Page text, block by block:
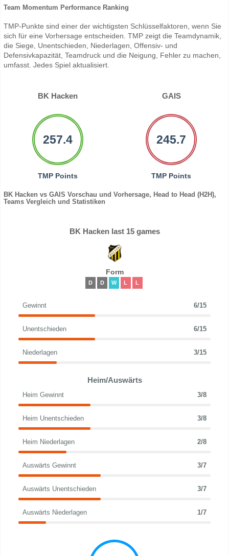
Team Momentum Performance Ranking
TMP-Punkte sind einer der wichtigsten Schlüsselfaktoren, wenn Sie
sich für eine Vorhersage entscheiden. TMP zeigt die Teamdynamik,
die Siege, Unentschieden, Niederlagen, Offensiv- und
Defensivkapazität, Teamdruck und die Neigung, Fehler zu machen,
umfasst. Jedes Spiel aktualisiert.
BK Hacken GAIS
257.4
TMP Points
245.7
TMP Points
BK Hacken vs GAIS Vorschau und Vorhersage, Head to Head (H2H),
Teams Vergleich und Statistiken
BK Hacken last 15 games
Form
D D W L L
Gewinnt 6/15
Unentschieden 6/15
Niederlagen 3/15
Heim/Auswärts
Heim Gewinnt 3/8
Heim Unentschieden 3/8
Heim Niederlagen 2/8
Auswärts Gewinnt 3/7
Auswärts Unentschieden 3/7
Auswärts Niederlagen 1/7